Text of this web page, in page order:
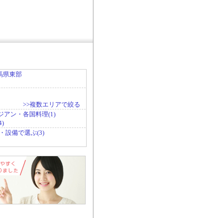
県東部
>>複数エリアで絞る
アン・各国料理(1)
設備で選ぶ(3)